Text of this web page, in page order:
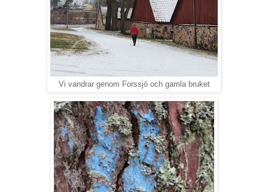
Vi vandrar genom Forssjö och gamla bruket